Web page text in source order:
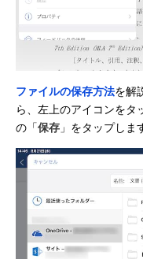
ファイルの保存方法を解
ら、左上のアイコンをタ
の「保存 」をタップしま